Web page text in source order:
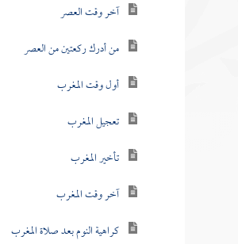
آخر وقت العصر
من أدرك ركعتين من العصر
أول وقت المغرب
تعجيل المغرب
تأخير المغرب
آخر وقت المغرب
كراهية النوم بعد صلاة المغرب